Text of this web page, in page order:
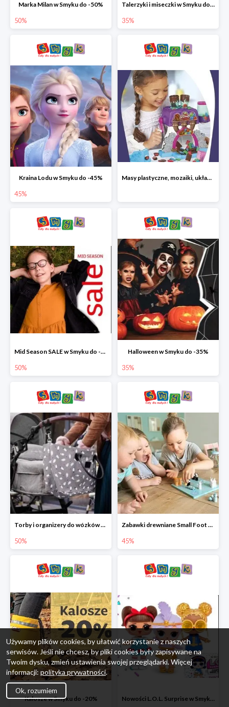
Marka Milan w Smyku do -50%
50%
Talerzyki i miseczki w Smyku do -35%
35%
Kraina Lodu w Smyku do -45%
45%
Masy plastyczne, mozaiki, układanki do -45%
Mid Season SALE w Smyku do -50%
50%
Halloween w Smyku do -35%
35%
Torby i organizery do wózków w Smyku do -50%
50%
Zabawki drewniane Small Foot do -45%
45%
Kalosze w Smyku do -20% Nowości L.O.L. Surprise w Smyku do -45%
Używamy plików cookies, by ułatwić korzystanie z naszych
serwisów. Jeśli nie chcesz, by pliki cookies były zapisywane na
Twoim dysku, zmień ustawienia swojej przeglądarki. Więcej
informacji: polityka prywatności.
Ok, rozumiem